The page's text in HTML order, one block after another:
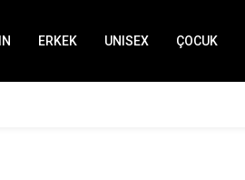
ERKEK UNISEX ÇOCUK